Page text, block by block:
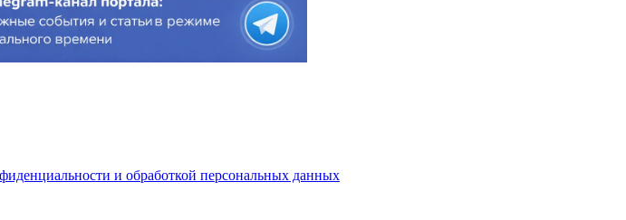
и обработкой персональных данных